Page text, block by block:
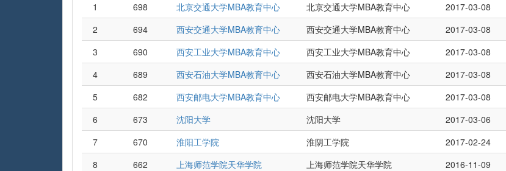
1
698 北京交通大学MBA教育中心 北京交通大学MBA教育中心 2017-03-08
2
694 西安交通大学MBA教育中心 西安交通大学MBA教育中心 2017-03-08
3
690 西安工业大学MBA教育中心 西安工业大学MBA教育中心 2017-03-08
4
689 西安石油大学MBA教育中心 西安石油大学MBA教育中心 2017-03-08
5
682 西安邮电大学MBA教育中心 西安邮电大学MBA教育中心 2017-03-08
6
673 沈阳大学 沈阳大学 2017-03-06
7
670 淮阳工学院 淮阴工学院 2017-02-24
8
662 上海师范学院天华学院 上海师范学院天华学院 2016-11-09